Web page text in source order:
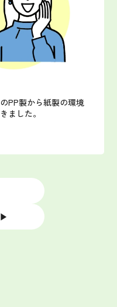
PP製から紙製の環境
ました。